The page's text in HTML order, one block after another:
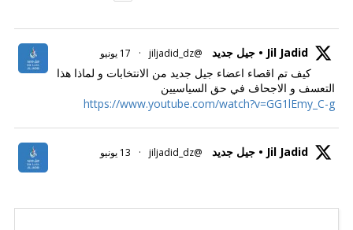
Jil Jadid • جيل جديد @jiljadid_dz
· 17 يونيو
كيف تم اقصاء اعضاء جيل جديد من الانتخابات و لماذا هذا
التعسف و الاجحاف في حق السياسيين
https://www.youtube.com/watch?v=GG1lEmy_C-g
Jil Jadid • جيل جديد @jiljadid_dz
· 13 يونيو